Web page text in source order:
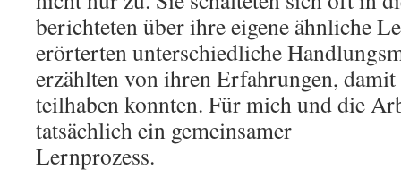
berichteten über ihre eigene ähnliche
erörterten unterschiedliche
erzählten von ihren Erfahrungen, damit
teilhaben konnten. Für mich und die
tatsächlich ein gemeinsamer
Lernprozess.